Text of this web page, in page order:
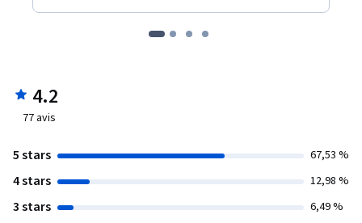
4.2
77 avis
5 stars 67,53 %
4 stars 12,98 %
3 stars 6,49 %